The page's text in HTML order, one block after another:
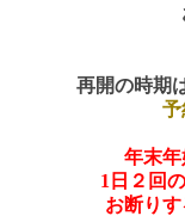
再開の時期
予
年末年
1日２回
お断りす